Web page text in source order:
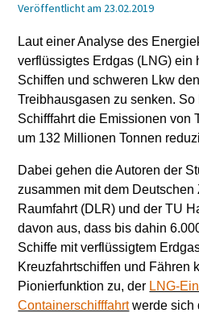
Veröffentlicht am 23.02.2019
Laut einer Analyse des
verflüssigtes Erdgas (LNG) ein
Schiffen und schweren Lkw
Treibhausgasen zu senken.
Schifffahrt die Emissionen von
um 132 Millionen Tonnen
Dabei gehen die Autoren der
zusammen mit dem Deutschen
Raumfahrt (DLR) und der TU
davon aus, dass bis dahin
Schiffe mit verflüssigtem
Kreuzfahrtschiffen und Fähren
Pionierfunktion zu, der LNG-
Containerschifffahrtwerde sich